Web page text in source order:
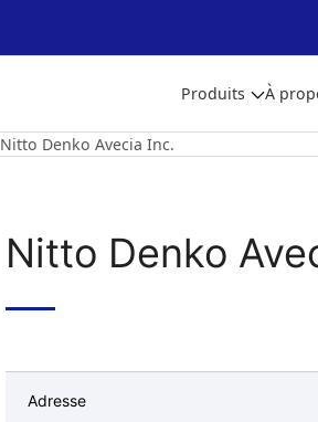
Produits À
Nitto Denko Avecia Inc.
Nitto Denko
Adresse